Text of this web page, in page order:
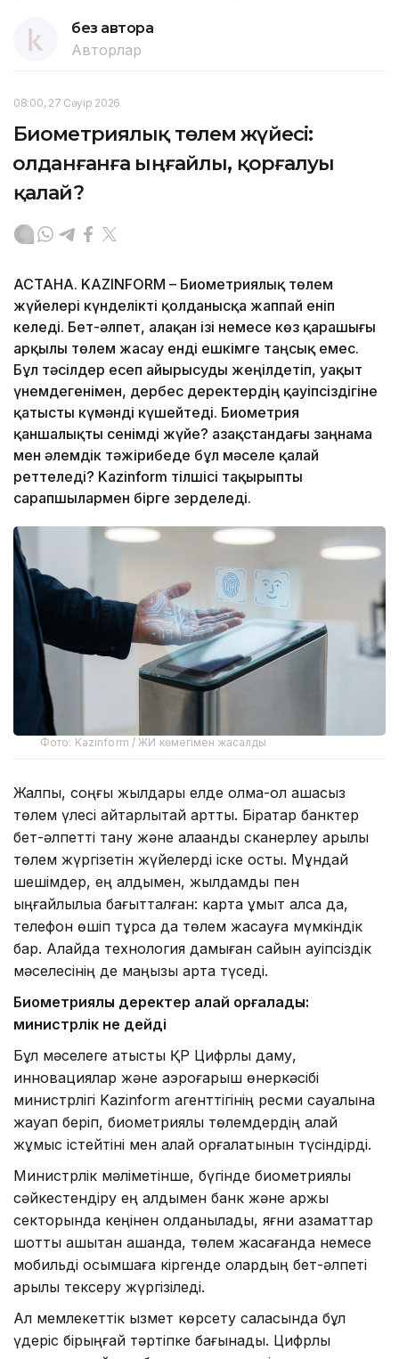
без автора
Авторлар
08:00, 27 Сәуір 2026
Биометриялық төлем жүйесі:
Қолданғанға ыңғайлы, қорғалуы
қалай?
АСТАНА. KAZINFORM – Биометриялық төлем
жүйелері күнделікті қолданысқа жаппай еніп
келеді. Бет-әлпет, алақан ізі немесе көз қарашығы
арқылы төлем жасау енді ешкімге таңсық емес.
Бұл тәсілдер есеп айырысуды жеңілдетіп, уақыт
үнемдегенімен, дербес деректердің қауіпсіздігіне
қатысты күмәнді күшейтеді. Биометрия
қаншалықты сенімді жүйе? Қазақстандағы заңнама
мен әлемдік тәжірибеде бұл мәселе қалай
реттеледі? Kazinform тілшісі тақырыпты
сарапшылармен бірге зерделеді.
Фото: Kazinform / ЖИ көмегімен жасалды
Жалпы, соңғы жылдары елде қолма-қол ақшасыз
төлем үлесі айтарлықтай артты. Бірқатар банктер
бет-әлпетті тану және алақанды сканерлеу арқылы
төлем жүргізетін жүйелерді іске қосты. Мұндай
шешімдер, ең алдымен, жылдамдық пен
ыңғайлылыққа бағытталған: карта ұмыт қалса да,
телефон өшіп тұрса да төлем жасауға мүмкіндік
бар. Алайда технология дамыған сайын қауіпсіздік
мәселесінің де маңызы арта түседі.
Биометриялық деректер қалай қорғалады:
министрлік не дейді
Бұл мәселеге қатысты ҚР Цифрлық даму,
инновациялар және аэроғарыш өнеркәсібі
министрлігі Kazinform агенттігінің ресми сауалына
жауап беріп, биометриялық төлемдердің қалай
жұмыс істейтіні мен қалай қорғалатынын түсіндірді.
Министрлік мәліметінше, бүгінде биометриялық
сәйкестендіру ең алдымен банк және қаржы
секторында кеңінен қолданылады, яғни азаматтар
шотты қашықтан ашқанда, төлем жасағанда немесе
мобильді қосымшаға кіргенде олардың бет-әлпеті
арқылы тексеру жүргізіледі.
Ал мемлекеттік қызмет көрсету саласында бұл
үдеріс бірыңғай тәртіпке бағынады. Цифрлық